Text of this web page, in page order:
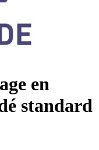
en
standard